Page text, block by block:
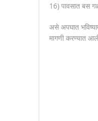
16) पावसात बस
असे अपघात
मागणी करण्यात